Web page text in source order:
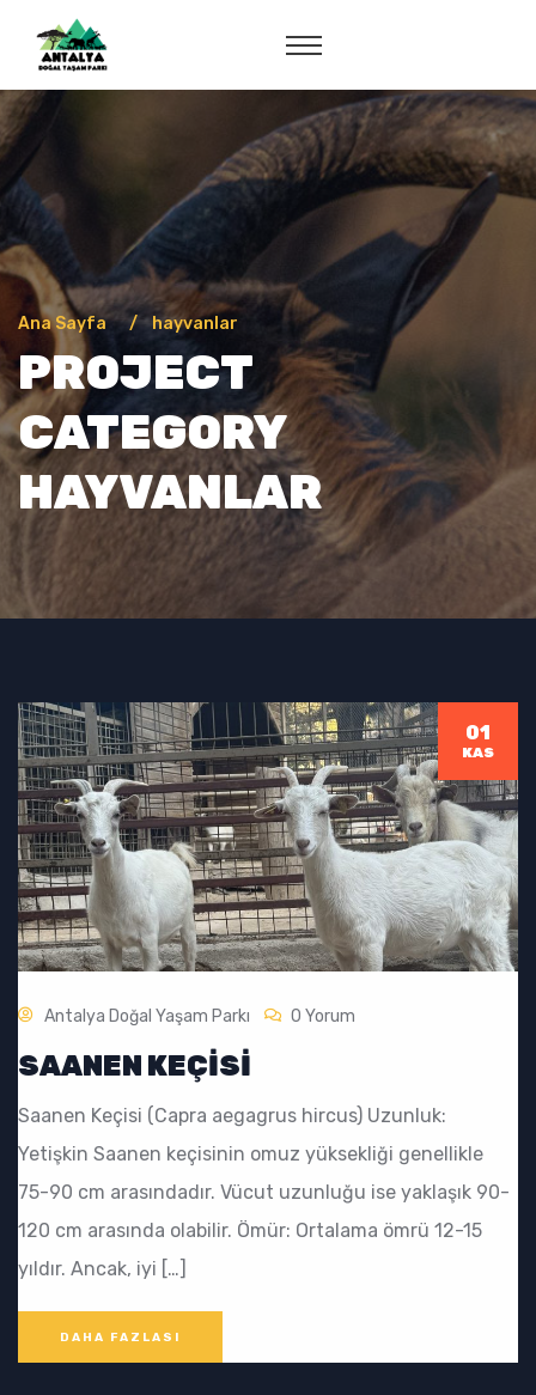
Ana Sayfa hayvanlar
PROJECT
CATEGORY
HAYVANLAR
01
KAS
Antalya Doğal Yaşam Parkı 0 Yorum
SAANEN KEÇISI
Saanen Keçisi (Capra aegagrus hircus) Uzunluk:
Yetişkin Saanen keçisinin omuz yüksekliği genellikle
75-90 cm arasındadır. Vücut uzunluğu ise yaklaşık 90-
120 cm arasında olabilir. Ömür: Ortalama ömrü 12-15
yıldır. Ancak, iyi […]
DAHA FAZLASI